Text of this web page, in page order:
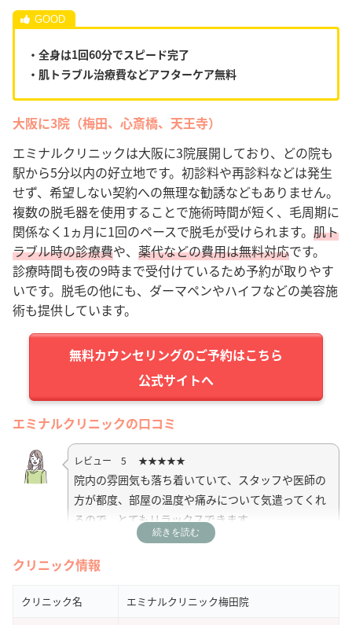
・全身は1回60分でスピード完了
・肌トラブル治療費などアフターケア無料
大阪に3院（梅田、心斎橋、天王寺）
エミナルクリニックは大阪に3院展開しており、どの院も
駅から5分以内の好立地です。初診料や再診料などは発生
せず、希望しない契約への無理な勧誘などもありません。
複数の脱毛器を使用することで施術時間が短く、毛周期に
関係なく1ヵ月に1回のペースで脱毛が受けられます。 肌ト
ラブル時の診療費や、 薬代などの費用は無料対応です。
診療時間も夜の9時まで受付けているため予約が取りやす
いです。脱毛の他にも、ダーマペンやハイフなどの美容施
術も提供しています。
公式サイトへ
エミナルクリニックの口コミ
レビュー 5 ★★★★★
院内の雰囲気も落ち着いていて、スタッフや医師の
方が都度、部屋の温度や痛みについて気遣ってくれ
るので、とてもリラックスできます。
レビュー 5 ★★★★★
続きを読む
クリニック情報
クリニック名 エミナルクリニック梅田院